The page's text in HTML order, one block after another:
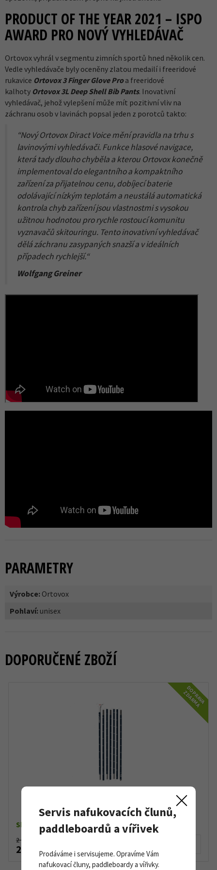
PRODUCT OF THE YEAR 2021 – ISPO
AWARD PRO NOVÝ VYHLEDÁVAČ
Ortovox vyhrál v segmentu zimních sportů hned několik cen.
Vedle vyhledávače byly oceněny zlatou medailí i freeridové
rukavice Ortovox 3 Finger Glove Proa freeridové
kalhoty Ortovox 3L Deep Shell Bib Pants. Inovativní
vyhledávač, jehož vylepšení může mít pozitivní vliv na
záchranu osob v lavinách popsal jeden z porotců takto:
“Nový Ortovox Diract Voice mění pravidla na trhu s
lavinovými vyhledávači. Funkce hlasové navigace,
která tady dlouho chyběla a kterou Ortovox konečně
implementoval do elegantního a kompaktního
zařízení za přijatelnou cenu, dobíjecí baterie
odolávající nízkým teplotám a neustálá automatická
kontrola chyb zařízení jsou vlastnostmi s vysokou
užitnou hodnotou pro rychle rostoucí komunitu
vyznavačů skitouringu. Tento inovativní vyhledávač
dělá záchranu zasypaných snazší a v ideálních
případech rychlejší.“
Wolfgang Greiner
PARAMETRY
Výrobce: Ortovox
Pohlaví: unisex
DOPORUČENÉ ZBOŽÍ
DOPRAVA
ZDARMA
Skladem do 5 ks
2 990 Kč
2 150 Kč
Servis nafukovacích člunů,
paddleboardů a vířivek
Prodáváme i servisujeme. Opravíme Vám
nafukovací čluny, paddleboardy a vířivky.